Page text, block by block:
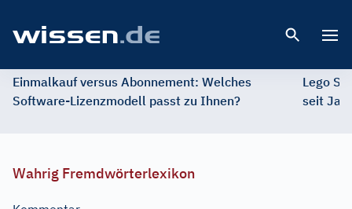
Einmalkauf versus Abonnement: Welches
Software-Lizenzmodell passt zu Ihnen?
Lego
seit
Wahrig Fremdwörterlexikon